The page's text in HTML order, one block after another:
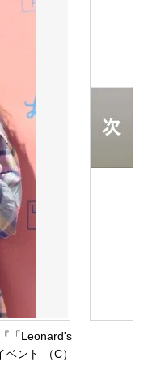
「Leonard's
ント （C）